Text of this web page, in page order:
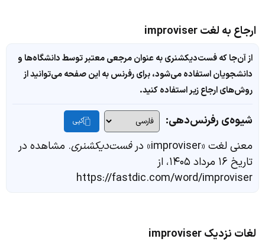
ارجاع به لغت improviser
از آن‌جا که فست‌دیکشنری به عنوان مرجعی معتبر توسط دانشگاه‌ها و
دانشجویان استفاده می‌شود، برای رفرنس به این صفحه می‌توانید از
روش‌های ارجاع زیر استفاده کنید.
شیوه‌ی رفرنس‌دهی: کپی
معنی لغت «improviser» در فست‌دیکشنری. مشاهده در
تاریخ ۱۶ مرداد ۱۴۰۵، از
https://fastdic.com/word/improviser
لغات نزدیک improviser